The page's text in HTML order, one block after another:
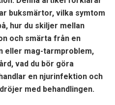
buksmärtor, vilka symtom
hur du skiljer mellan
och smärta från en
eller mag-tarmproblem,
vad du bör göra
en njurinfektion och
med behandlingen.